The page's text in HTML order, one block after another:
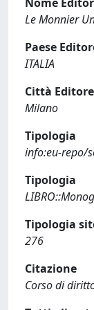
Le Monnier
Paese
ITALIA
Città Editore
Milano
Tipologia
info:eu-repo/
Tipologia
Tipologia
276
Citazione
Corso di